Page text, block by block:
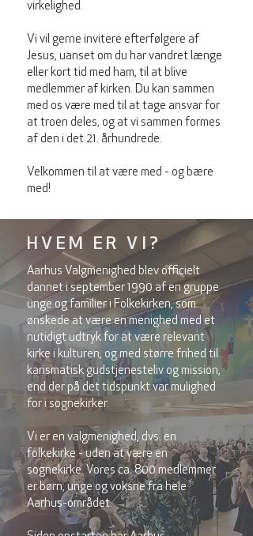
virkelighed.
Vi vil gerne invitere efterfølgere af
Jesus, uanset om du har vandret længe
eller kort tid med ham, til at blive
medlemmer af kirken. Du kan sammen
med os være med til at tage ansvar for
at troen deles, og at vi sammen formes
af den i det 21. århundrede.
Velkommen til at være med - og bære
med!
HVEM ER VI?
Aarhus Valgmenighed blev officielt
dannet i september 1990 af en gruppe
unge og familier i Folkekirken, som
ønskede at være en menighed med et
nutidigt udtryk for at være relevant
kirke i kulturen, og med større frihed til
karismatisk gudstjenesteliv og mission,
end der på det tidspunkt var mulighed
for i sognekirker.
Vi er en valgmenighed, dvs. en
folkekirke - uden at være en
sognekirke. Vores ca. 800 medlemmer
er børn, unge og voksne fra hele
Aarhus-området.